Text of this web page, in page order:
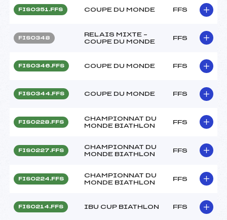
FIS0351.FFS COUPE DU MONDE FFS
FIS0348
RELAIS MIXTE –
COUPE DU MONDE
FFS
FIS0346.FFS COUPE DU MONDE FFS
FIS0344.FFS COUPE DU MONDE FFS
FIS0228.FFS
CHAMPIONNAT DU
MONDE BIATHLON
FFS
FIS0227.FFS
CHAMPIONNAT DU
MONDE BIATHLON
FFS
FIS0224.FFS
CHAMPIONNAT DU
MONDE BIATHLON
FFS
FIS0214.FFS IBU CUP BIATHLON FFS